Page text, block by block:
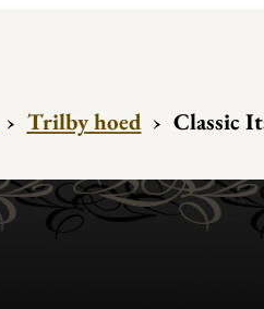
› Trilby hoed › Classic